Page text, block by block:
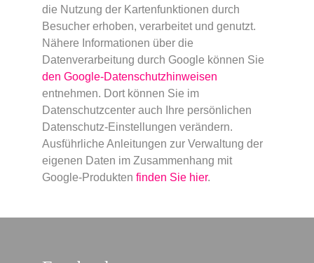
die Nutzung der Kartenfunktionen durch
Besucher erhoben, verarbeitet und genutzt.
Nähere Informationen über die
Datenverarbeitung durch Google können Sie
den Google-Datenschutzhinweisen
entnehmen. Dort können Sie im
Datenschutzcenter auch Ihre persönlichen
Datenschutz-Einstellungen verändern.
Ausführliche Anleitungen zur Verwaltung der
eigenen Daten im Zusammenhang mit
Google-Produkten finden Sie hier.